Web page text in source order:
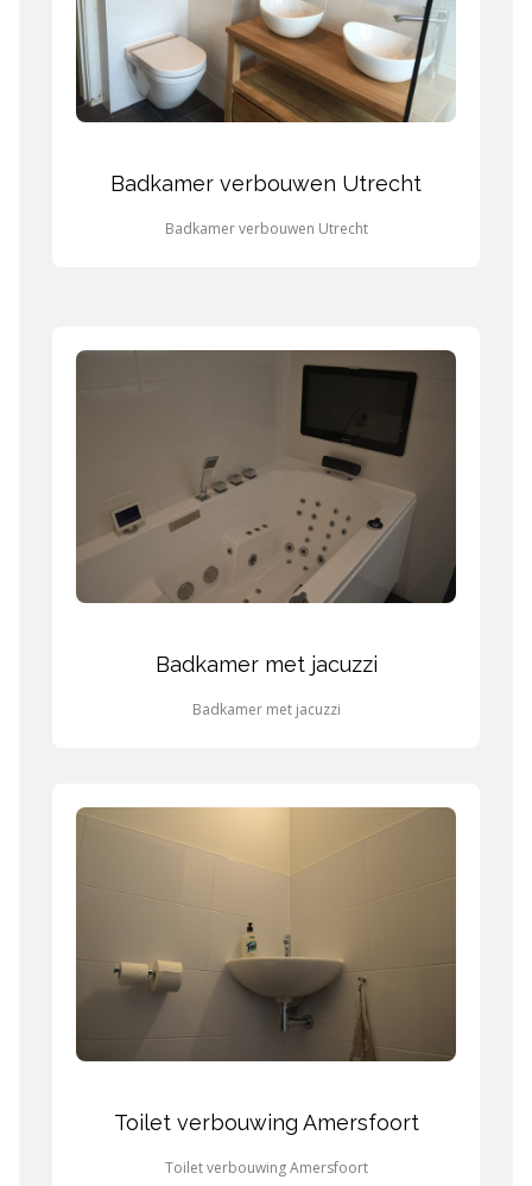
Badkamer verbouwen Utrecht
Badkamer verbouwen Utrecht
Badkamer met jacuzzi
Badkamer met jacuzzi
Toilet verbouwing Amersfoort
Toilet verbouwing Amersfoort